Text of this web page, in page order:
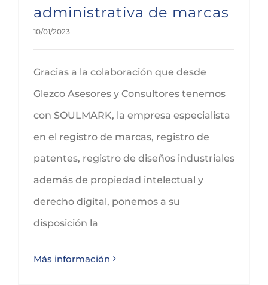
administrativa de marcas
10/01/2023
Gracias a la colaboración que desde
Glezco Asesores y Consultores tenemos
con SOULMARK, la empresa especialista
en el registro de marcas, registro de
patentes, registro de diseños industriales
además de propiedad intelectual y
derecho digital, ponemos a su
disposición la
Más información